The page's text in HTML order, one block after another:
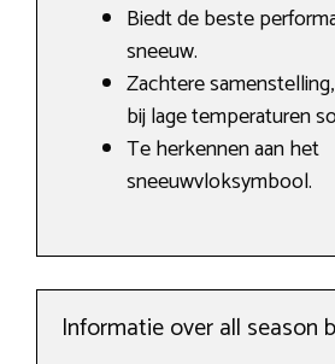
Biedt de beste
sneeuw.
Zachtere
bij lage temperaturen
Te herkennen aan het
sneeuwvloksymbool.
Informatie over all season